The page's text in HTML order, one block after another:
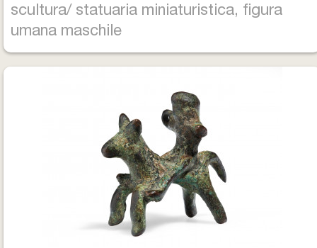
scultura/ statuaria miniaturistica, figura
umana maschile